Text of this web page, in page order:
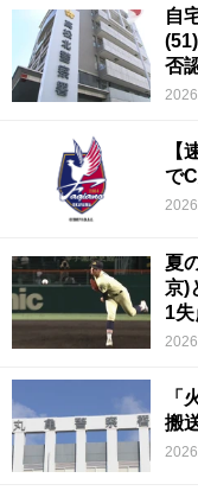
自
否
【
で
夏
京)
1
「
搬